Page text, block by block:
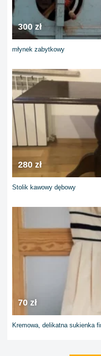
300 zł
młynek zabytkowy
280 zł
Stolik kawowy dębowy
70 zł
Kremowa, delikatna sukienka